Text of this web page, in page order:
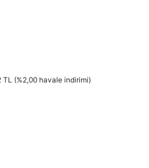
TL (%2,00 havale indirimi)